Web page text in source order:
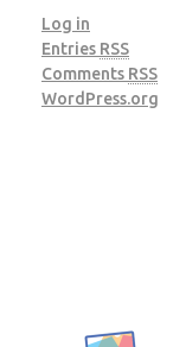
Log in
Entries RSS
Comments RSS
WordPress.org